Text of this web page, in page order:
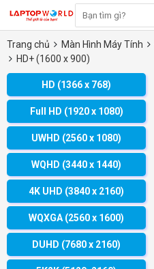
Trang chủ Màn Hình Máy Tính
HD+ (1600 x 900)
HD (1366 x 768)
Full HD (1920 x 1080)
UWHD (2560 x 1080)
WQHD (3440 x 1440)
4K UHD (3840 x 2160)
WQXGA (2560 x 1600)
DUHD (7680 x 2160)